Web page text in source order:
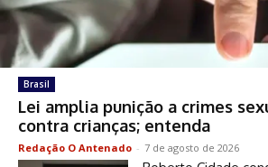
Brasil
Lei amplia punição a crimes
contra crianças; entenda
Redação O Antenado - 7 de agosto de 2026